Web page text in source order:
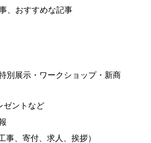
、おすすめな記事
別展示・ワークショップ・新商
ゼントなど
事、寄付、求人、挨拶）